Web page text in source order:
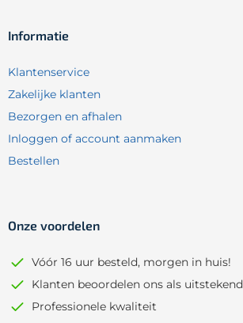
Informatie
Klantenservice
Zakelijke klanten
Bezorgen en afhalen
Inloggen of account aanmaken
Bestellen
Onze voordelen
Vóór 16 uur besteld, morgen in huis!
Klanten beoordelen ons als uitstekend
Professionele kwaliteit